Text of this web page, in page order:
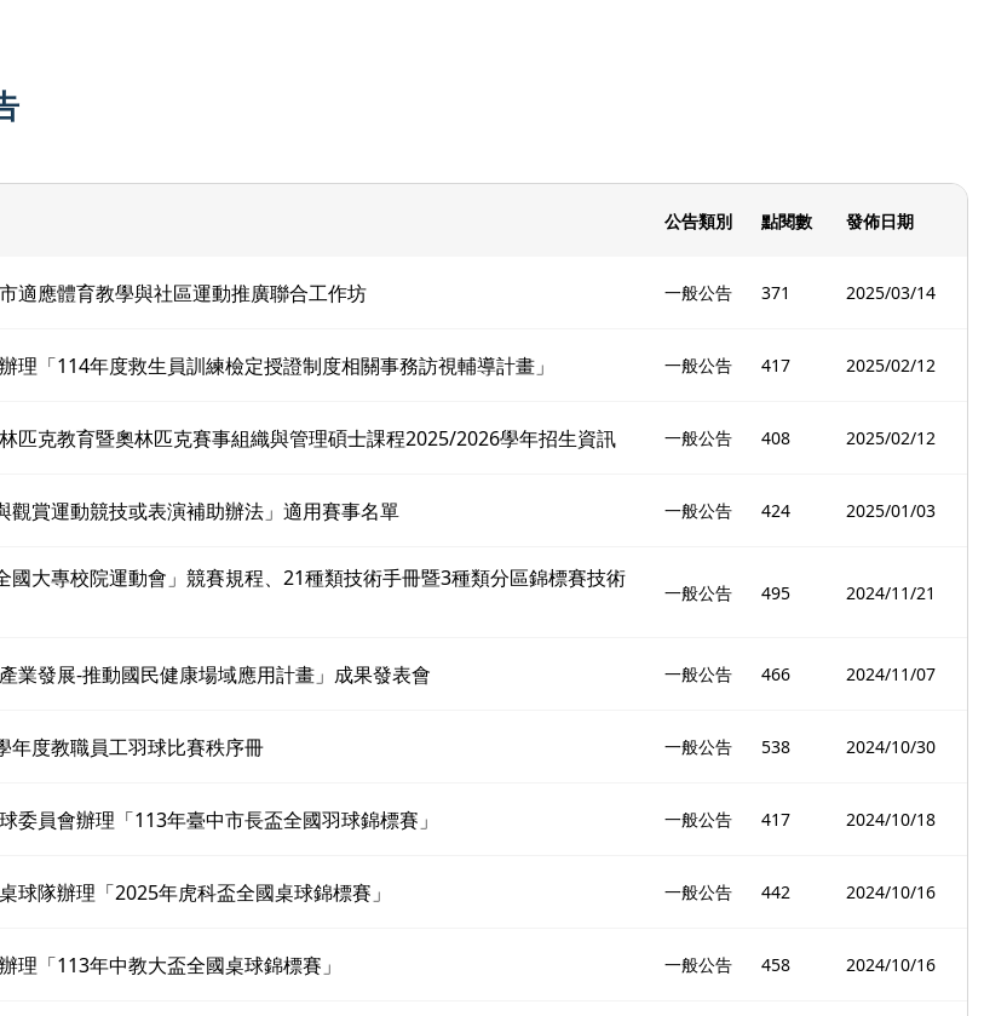
公告類別 點閱數 發佈日期
適應體育教學與社區運動推廣聯合工作坊 一般公告 371 2025/03/14
理「114年度救生員訓練檢定授證制度相關事務訪視輔導計畫」 一般公告 417 2025/02/12
匹克教育暨奧林匹克賽事組織與管理碩士課程2025/2026學年招生資訊 一般公告 408 2025/02/12
觀賞運動競技或表演補助辦法」適用賽事名單 一般公告 424 2025/01/03
國大專校院運動會」競賽規程、21種類技術手冊暨3種類分區錦標賽技術
一般公告 495 2024/11/21
業發展-推動國民健康場域應用計畫」成果發表會 一般公告 466 2024/11/07
年度教職員工羽球比賽秩序冊 一般公告 538 2024/10/30
委員會辦理「113年臺中市長盃全國羽球錦標賽」 一般公告 417 2024/10/18
球隊辦理「2025年虎科盃全國桌球錦標賽」 一般公告 442 2024/10/16
理「113年中教大盃全國桌球錦標賽」 一般公告 458 2024/10/16